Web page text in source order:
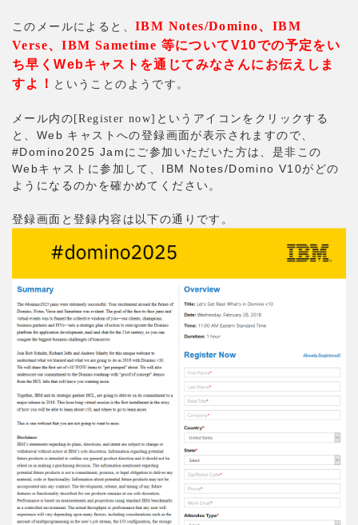
このメールによると、 IBM Notes/Domino、IBM
Verse、IBM Sametime 等についてV10での予定をい
ち早くWebキャストを通じてみなさんにお伝えしま
すよ！ ということのようです。
メール内の [Register now] というアイコンをクリックする
と、Web キャストへの登録画面が表示されますので、
#Domino2025 Jamにご参加いただいた方は、是非この
Webキャストに参加して、IBM Notes/Domino V10がどの
ようになるのかを確かめてください。
登録画面と登録内容は以下の通りです。